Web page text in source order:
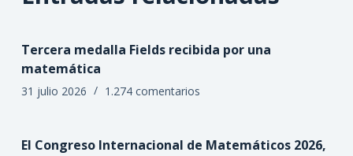
Tercera medalla Fields recibida por una
matemática
31 julio 2026 1.274 comentarios
El Congreso Internacional de Matemáticos 2026,